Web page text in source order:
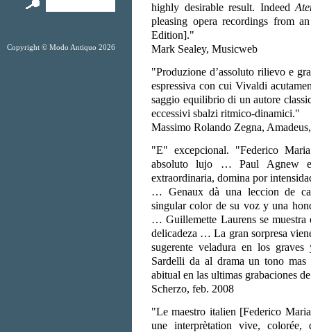
Copyright © Modo Antiquo 2026
highly desirable result. Indeed
pleasing opera recordings from
Edition]."
Mark Sealey, Musicweb
"Produzione d’assoluto rilievo e
espressiva con cui Vivaldi
saggio equilibrio di un autore
eccessivi sbalzi ritmico-dinamici."
Massimo Rolando Zegna,
"E" excepcional. "Federico
absoluto lujo … Paul Agnew
extraordinaria, domina por
… Genaux dà una leccion de
singular color de su voz y una
… Guillemette Laurens se muestra
delicadeza … La gran sorpresa
sugerente veladura en los
Sardelli da al drama un tono
abitual en las ultimas grabaciones
Scherzo, feb. 2008
"Le maestro italien [Federico
une interprètation vive, colorée,